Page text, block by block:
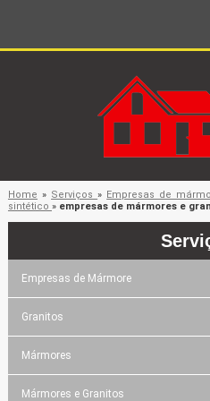
Home » Serviços» Empresas de
sintético » empresas de mármores e
Empresas de Mármore
Granitos
Mármores
Mármores e Granitos